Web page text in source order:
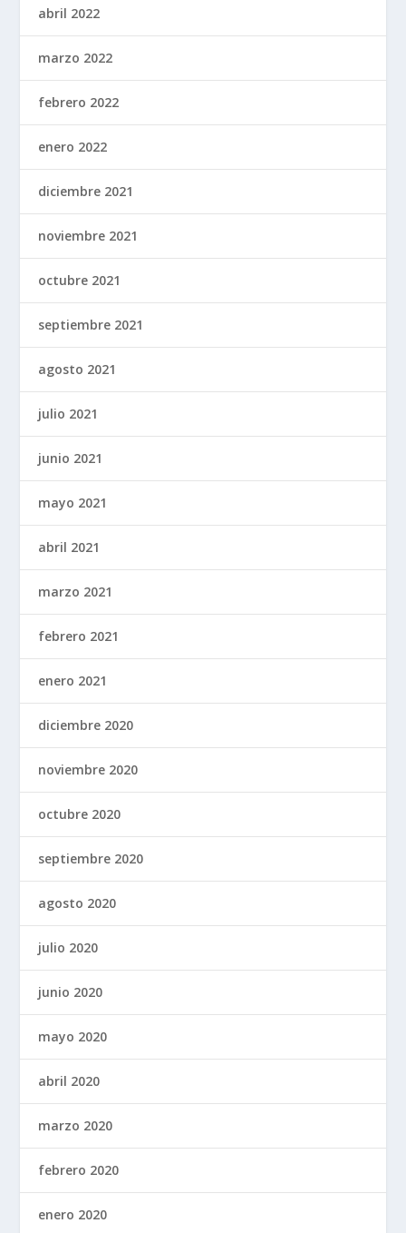
abril 2022
marzo 2022
febrero 2022
enero 2022
diciembre 2021
noviembre 2021
octubre 2021
septiembre 2021
agosto 2021
julio 2021
junio 2021
mayo 2021
abril 2021
marzo 2021
febrero 2021
enero 2021
diciembre 2020
noviembre 2020
octubre 2020
septiembre 2020
agosto 2020
julio 2020
junio 2020
mayo 2020
abril 2020
marzo 2020
febrero 2020
enero 2020